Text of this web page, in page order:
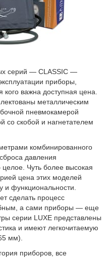
серий — CLASSIC —
приборы,
важна доступная цена.
металлическим
пневмокамерой
со скобой и нагнетателем
комбинированного
давления
Чуть более высокая
цена этих моделей
и функциональности.
сделать процесс
а сами приборы — еще
серии LUXE представлены
и имеют легкочитаемую
мм).
приборов, все